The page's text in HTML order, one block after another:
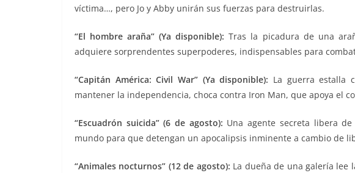
víctima…, pero Jo y Abby unirán sus fuerzas para destruirlas.
“El hombre araña” (Ya disponible): Tras la picadura de una
adquiere sorprendentes superpoderes, indispensables para
“Capitán América: Civil War” (Ya disponible): La guerra estalla
mantener la independencia, choca contra Iron Man, que apoya el
“Escuadrón suicida” (6 de agosto): Una agente secreta libera
mundo para que detengan un apocalipsis inminente a cambio de
“Animales nocturnos” (12 de agosto): La dueña de una galería lee